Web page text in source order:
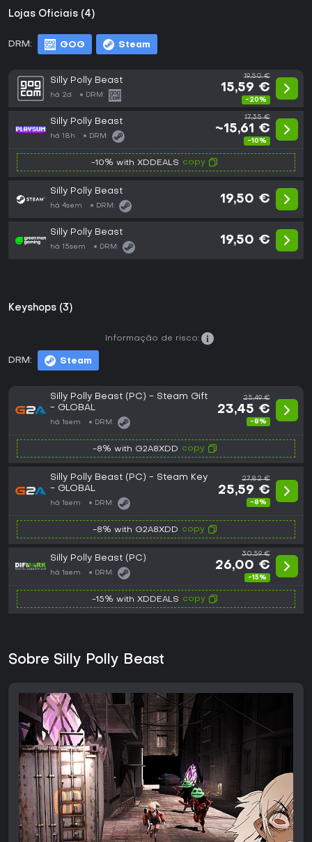
Lojas Oficiais (4)
DRM: GOG Steam
Silly Polly Beast
há 2d DRM:
19,50 €
15,59 €
-20%
Silly Polly Beast
há 18h DRM:
17,35 €
~15,61 €
-10%
-10% with XDDEALS copy
Silly Polly Beast
há 4sem DRM:
19,50 €
Silly Polly Beast
há 15sem DRM:
19,50 €
Keyshops (3)
DRM: Steam
Informação de risco:
Silly Polly Beast (PC) - Steam Gift
- GLOBAL
há 1sem DRM:
25,49 €
23,45 €
-8%
-8% with G2A8XDD copy
Silly Polly Beast (PC) - Steam Key
- GLOBAL
há 1sem DRM:
27,82 €
25,59 €
-8%
-8% with G2A8XDD copy
Silly Polly Beast (PC)
há 1sem DRM:
30,59 €
26,00 €
-15%
-15% with XDDEALS copy
Sobre Silly Polly Beast